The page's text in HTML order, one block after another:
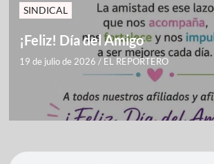
SINDICAL
¡Feliz! Día del Amigo
19 de julio de 2026 / EL REPORTERO